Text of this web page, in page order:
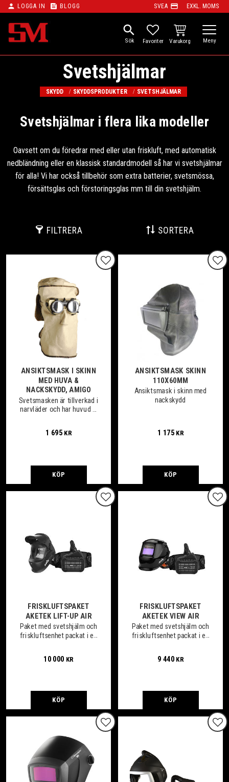
Meny
person LOGGA IN feed BLOGG SVEA payment EXKL. MOMS
search
FAVORITER
KUNDVAGN
Svetshjälmar
SKYDD SKYDDSPRODUKTER SVETSHJÄLMAR
Svetshjälmar i flera lika modeller
Oavsett om du föredrar med eller utan friskluft, med automatisk
nedbländning eller en klassisk standardmodell så har vi svetshjälmar
för alla! Vi har också tillbehör som extra batterier, svetsmössa,
försättsglas och förstoringsglas mm till din svetshjälm.
FILTRERA SORTERA
ANSIKTSMASK I SKINN
MED HUVA &
NACKSKYDD, AMIGO
Svetsmasken är tillverkad i
narvläder och har huvud &
1 695KR
Lägg till i favoriter
KÖP
ANSIKTSMASK SKINN
110X60MM
Ansiktsmask i skinn med
nackskydd
1 175KR
KÖP
FRISKLUFTSPAKET
AKETEK LIFT-UP AIR
Paket med svetshjälm och
friskluftsenhet packat i en
10 000 KR
Lägg till i favoriter
KÖP
FRISKLUFTSPAKET
AKETEK VIEW AIR
Paket med svetshjälm och
friskluftsenhet packat i en
9 440KR
KÖP
Lägg till i favoriter